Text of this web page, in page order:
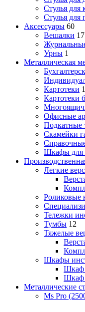
Стулья для
Стулья для
Аксессуары 60
Вешалки 17
Урны 1
Металлическая
Картотеки
Картотеки
Офисные
Подкатные
Скамейки
Шкафы для
Легкие
Тележки
Тумбы 12
Тяжелые
Шкафы
Шкаф
Шкаф
Металлические
Ms Pro